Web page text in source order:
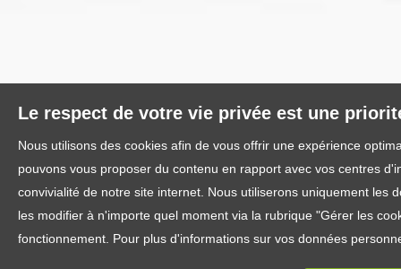
Le respect de votre vie privée est une
Nous utilisons des cookies afin de vous offrir une expérience
pouvons vous proposer du contenu en rapport avec vos centres
convivialité de notre site internet. Nous utiliserons uniquement les
les modifier à n'importe quel moment via la rubrique "Gérer les
fonctionnement. Pour plus d'informations sur vos données